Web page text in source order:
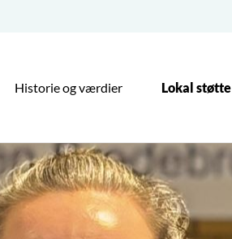
Historie og værdier Lokal støtte